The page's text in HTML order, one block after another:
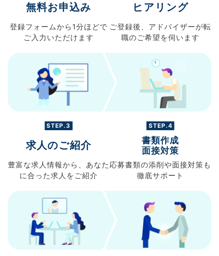
無料お申込み
登録フォームから 1分ほどで
ご入力 いただけます
ヒアリング
ご登録後、 アドバイザーが転
職のご希望を伺います
STEP.3
求人のご紹介
豊富な求人情報から、 あなた
に合った求人を ご紹介
STEP.4
書類作成
面接対策
応募書類の添削や面接対策も
徹底サポート